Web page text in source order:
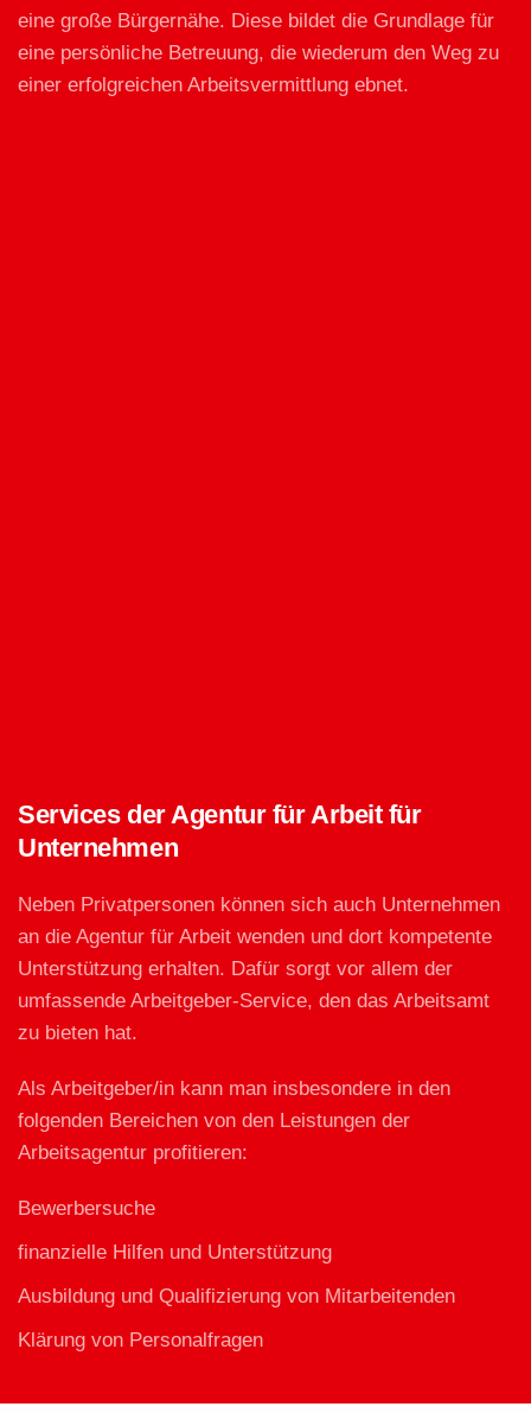
eine große Bürgernähe. Diese bildet die Grundlage für
eine persönliche Betreuung, die wiederum den Weg zu
einer erfolgreichen Arbeitsvermittlung ebnet.
Services der Agentur für Arbeit für
Unternehmen
Neben Privatpersonen können sich auch Unternehmen
an die Agentur für Arbeit wenden und dort kompetente
Unterstützung erhalten. Dafür sorgt vor allem der
umfassende Arbeitgeber-Service, den das Arbeitsamt
zu bieten hat.
Als Arbeitgeber/in kann man insbesondere in den
folgenden Bereichen von den Leistungen der
Arbeitsagentur profitieren:
Bewerbersuche
finanzielle Hilfen und Unterstützung
Ausbildung und Qualifizierung von Mitarbeitenden
Klärung von Personalfragen